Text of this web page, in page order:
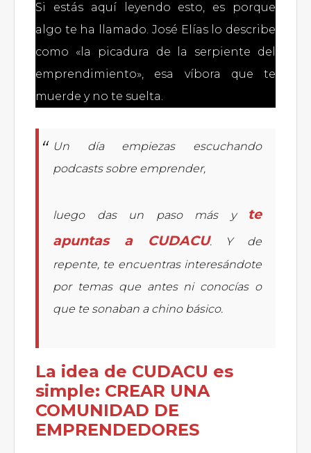
Si estás aquí leyendo esto, es porque
algo te ha llamado. José Elías lo describe
como «la picadura de la serpiente del
emprendimiento», esa víbora que te
muerde y no te suelta.
Un día empiezas escuchando
podcasts sobre emprender,
luego das un paso más y
te
apuntas a CUDACU. Y de
repente, te encuentras interesándote
por temas que antes ni conocías o
que te sonaban a chino básico.
La idea de CUDACU es
simple: CREAR UNA
COMUNIDAD DE
EMPRENDEDORES